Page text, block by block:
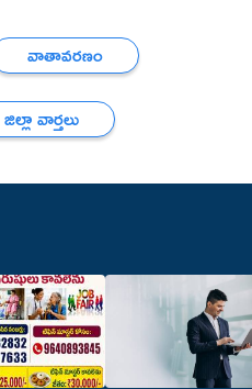
వాతావరణం
జిల్లా వార్తలు